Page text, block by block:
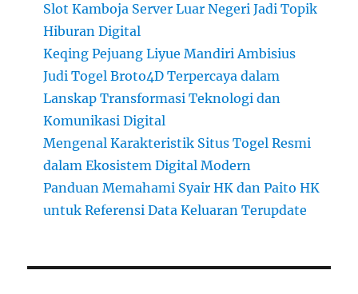
Slot Kamboja Server Luar Negeri Jadi Topik
Hiburan Digital
Keqing Pejuang Liyue Mandiri Ambisius
Judi Togel Broto4D Terpercaya dalam
Lanskap Transformasi Teknologi dan
Komunikasi Digital
Mengenal Karakteristik Situs Togel Resmi
dalam Ekosistem Digital Modern
Panduan Memahami Syair HK dan Paito HK
untuk Referensi Data Keluaran Terupdate